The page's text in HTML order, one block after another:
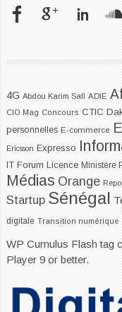
4G Abdou Karim Sall ADIE
CIO Mag Concours CTIC
personnelles E-commerce
Ericsson Expresso
IT Forum Licence Ministère
Médias Orange
Startup Sénégal
digitale Transition numérique
WP Cumulus Flash tag
Player 9 or better.